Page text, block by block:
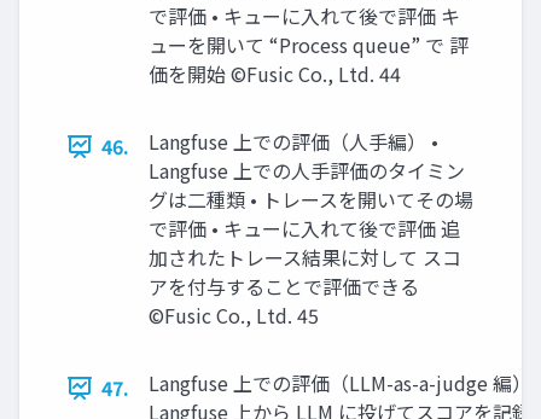
で評価 • キューに入れて後で評価 キ
ューを開いて “Process queue” で 評
価を開始 ©Fusic Co., Ltd. 44
46.
Langfuse 上での評価（人手編） •
Langfuse 上での人手評価のタイミン
グは二種類 • トレースを開いてその場
で評価 • キューに入れて後で評価 追
加されたトレース結果に対して スコ
アを付与することで評価できる
©Fusic Co., Ltd. 45
47.
Langfuse 上での評価（LLM-as-a-judge 編）
Langfuse 上から LLM に投げてスコアを記録